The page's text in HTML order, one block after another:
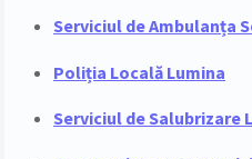
Serviciul de Ambulanța
Poliția Locală Lumina
Serviciul de Salubrizare